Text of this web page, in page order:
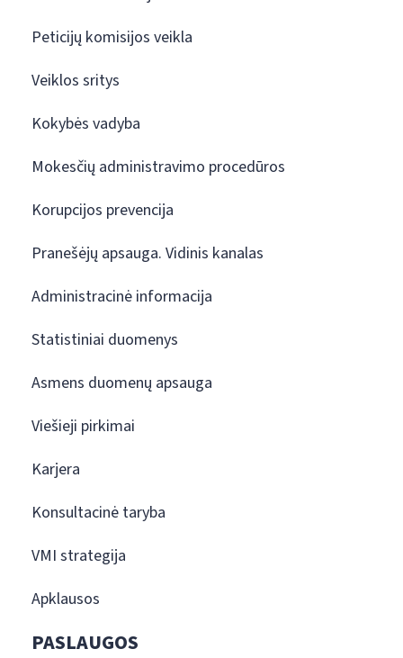
Peticijų komisijos veikla
Veiklos sritys
Kokybės vadyba
Mokesčių administravimo procedūros
Korupcijos prevencija
Pranešėjų apsauga. Vidinis kanalas
Administracinė informacija
Statistiniai duomenys
Asmens duomenų apsauga
Viešieji pirkimai
Karjera
Konsultacinė taryba
VMI strategija
Apklausos
PASLAUGOS